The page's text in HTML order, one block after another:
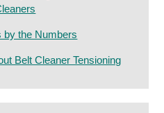
by the Numbers
Belt Cleaner Tensioning